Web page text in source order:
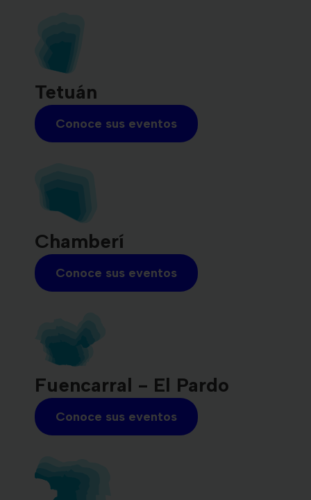
Tetuán
Conoce sus eventos
Chamberí
Conoce sus eventos
Fuencarral - El Pardo
Conoce sus eventos